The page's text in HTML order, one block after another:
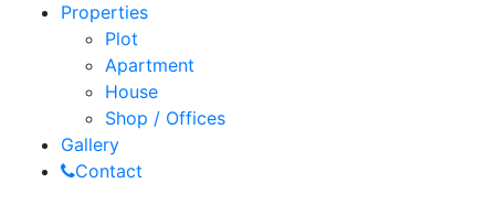
Properties
Plot
Apartment
House
Shop / Offices
Gallery
Contact